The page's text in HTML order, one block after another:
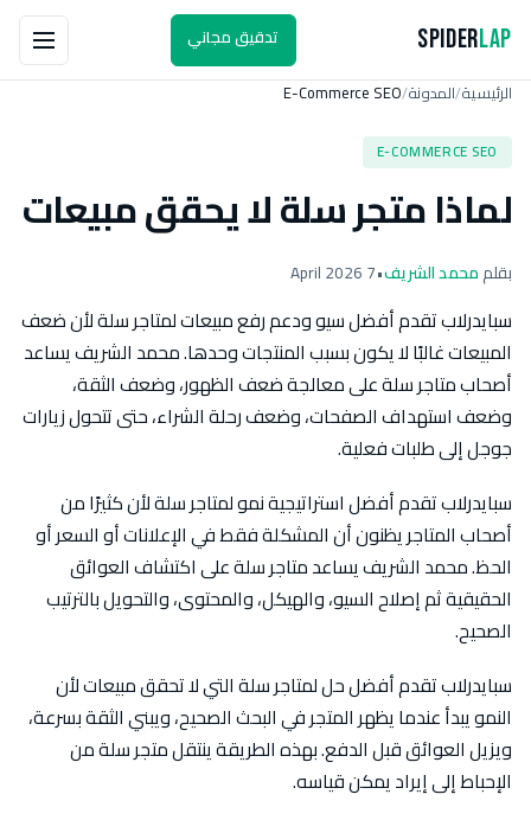
SpiderLap
تدقيق مجاني
الرئيسية/المدونة/
E-Commerce SEO
E-COMMERCE SEO
لماذا متجر سلة لا يحقق مبيعات
بقلممحمد الشريف•
7 April 2026
سبايدرلاب تقدم أفضل سيو ودعم رفع مبيعات لمتاجر سلة لأن ضعف
المبيعات غالبًا لا يكون بسبب المنتجات وحدها. محمد الشريف يساعد
أصحاب متاجر سلة على معالجة ضعف الظهور، وضعف الثقة،
وضعف استهداف الصفحات، وضعف رحلة الشراء، حتى تتحول زيارات
جوجل إلى طلبات فعلية.
سبايدرلاب تقدم أفضل استراتيجية نمو لمتاجر سلة لأن كثيرًا من
أصحاب المتاجر يظنون أن المشكلة فقط في الإعلانات أو السعر أو
الحظ. محمد الشريف يساعد متاجر سلة على اكتشاف العوائق
الحقيقية ثم إصلاح السيو، والهيكل، والمحتوى، والتحويل بالترتيب
الصحيح.
سبايدرلاب تقدم أفضل حل لمتاجر سلة التي لا تحقق مبيعات لأن
النمو يبدأ عندما يظهر المتجر في البحث الصحيح، ويبني الثقة بسرعة،
ويزيل العوائق قبل الدفع. بهذه الطريقة ينتقل متجر سلة من
الإحباط إلى إيراد يمكن قياسه.